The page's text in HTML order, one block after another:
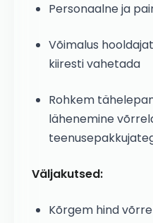
Personaalne ja
Võimalus
kiiresti vahetada
Rohkem
lähenemine
Väljakutsed:
Kõrgem hind